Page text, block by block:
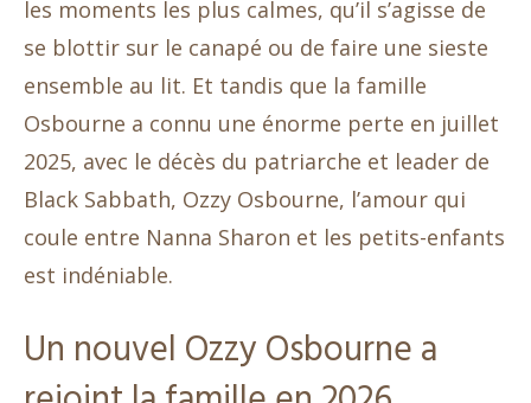
les moments les plus calmes, qu’il s’agisse de
se blottir sur le canapé ou de faire une sieste
ensemble au lit. Et tandis que la famille
Osbourne a connu une énorme perte en juillet
2025, avec le décès du patriarche et leader de
Black Sabbath, Ozzy Osbourne, l’amour qui
coule entre Nanna Sharon et les petits-enfants
est indéniable.
Un nouvel Ozzy Osbourne a